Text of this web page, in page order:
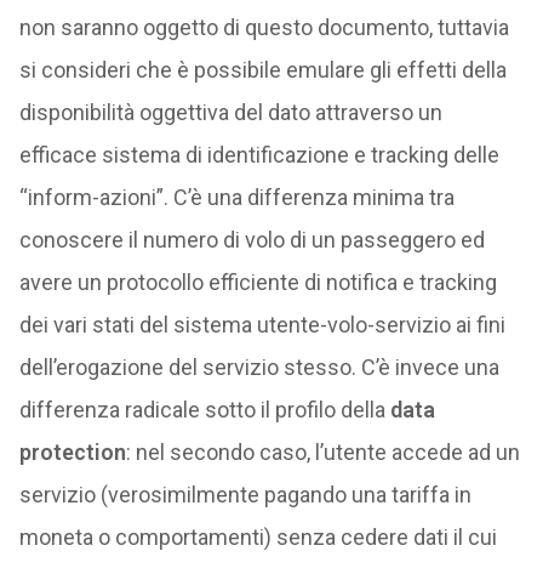
non saranno oggetto di questo documento, tuttavia
si consideri che è possibile emulare gli effetti della
disponibilità oggettiva del dato attraverso un
efficace sistema di identificazione e tracking delle
“inform-azioni”. C’è una differenza minima tra
conoscere il numero di volo di un passeggero ed
avere un protocollo efficiente di notifica e tracking
dei vari stati del sistema utente-volo-servizio ai fini
dell’erogazione del servizio stesso. C’è invece una
differenza radicale sotto il profilo della data
protection: nel secondo caso, l’utente accede ad un
servizio (verosimilmente pagando una tariffa in
moneta o comportamenti) senza cedere dati il cui